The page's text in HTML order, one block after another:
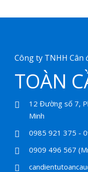
Công ty TNHH Cân
TOÀN
12 Đường số 7,
Minh
0985 921 375 -
0909 496 567